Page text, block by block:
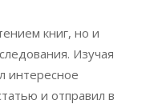
книг, но и
Изучая
интересное
и отправил в